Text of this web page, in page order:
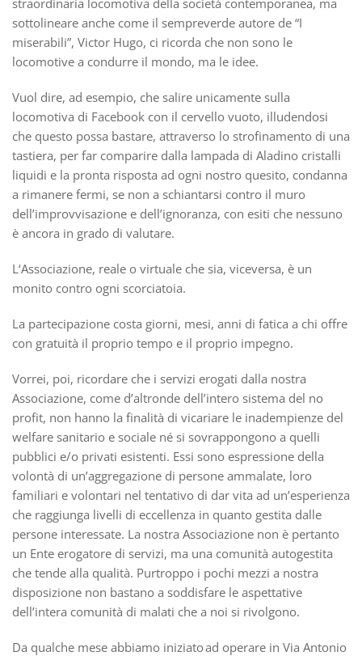
straordinaria locomotiva della società contemporanea, ma
sottolineare anche come il sempreverde autore de “I
miserabili”, Victor Hugo, ci ricorda che non sono le
locomotive a condurre il mondo, ma le idee.
Vuol dire, ad esempio, che salire unicamente sulla
locomotiva di Facebook con il cervello vuoto, illudendosi
che questo possa bastare, attraverso lo strofinamento di una
tastiera, per far comparire dalla lampada di Aladino cristalli
liquidi e la pronta risposta ad ogni nostro quesito, condanna
a rimanere fermi, se non a schiantarsi contro il muro
dell’improvvisazione e dell’ignoranza, con esiti che nessuno
è ancora in grado di valutare.
L‘Associazione, reale o virtuale che sia, viceversa, è un
monito contro ogni scorciatoia.
La partecipazione costa giorni, mesi, anni di fatica a chi offre
con gratuità il proprio tempo e il proprio impegno.
Vorrei, poi, ricordare che i servizi erogati dalla nostra
Associazione, come d’altronde dell’intero sistema del no
profit, non hanno la finalità di vicariare le inadempienze del
welfare sanitario e sociale né si sovrappongono a quelli
pubblici e/o privati esistenti. Essi sono espressione della
volontà di un’aggregazione di persone ammalate, loro
familiari e volontari nel tentativo di dar vita ad un’esperienza
che raggiunga livelli di eccellenza in quanto gestita dalle
persone interessate. La nostra Associazione non è pertanto
un Ente erogatore di servizi, ma una comunità autogestita
che tende alla qualità. Purtroppo i pochi mezzi a nostra
disposizione non bastano a soddisfare le aspettative
dell’intera comunità di malati che a noi si rivolgono.
Da qualche mese abbiamo iniziato ad operare in Via Antonio